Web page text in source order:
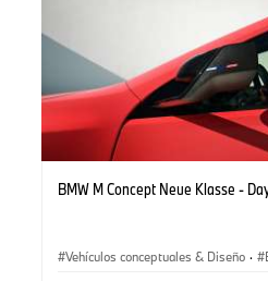
BMW M Concept Neue Klasse -
Vehículos conceptuales & Diseño ·